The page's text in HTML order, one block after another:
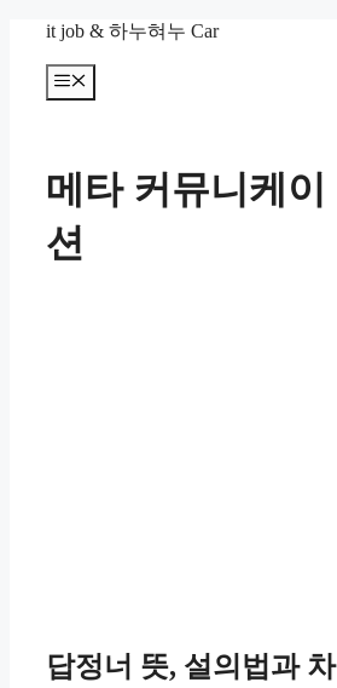
it job & 하누혀누 Car
메
뉴
메타 커뮤니케이
션
답정너 뜻, 설의법과 차